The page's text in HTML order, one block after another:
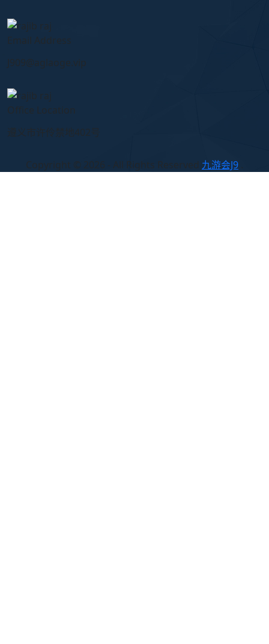
Email Address
J909@aglaoge.vip
Office Location
遵义市许伶禁地402号
Copyright © 2026 - All Rights Reserved 九游会J9